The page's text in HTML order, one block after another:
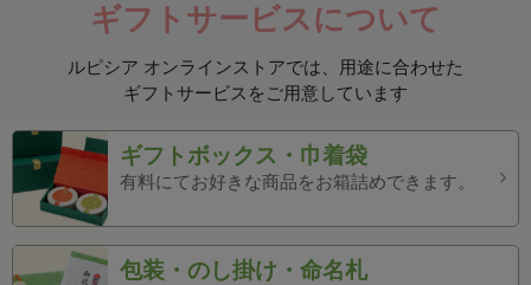
ギフトサービスについて
ルピシア オンラインストアでは、用途に合わせた
ギフトサービスをご用意しています
ギフトボックス・巾着袋
有料にてお好きな商品をお箱詰めできます。
包装・のし掛け・命名札